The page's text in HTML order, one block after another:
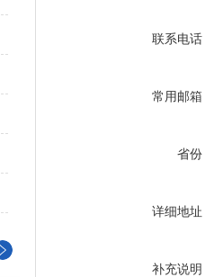
联系电话
常用邮箱
省份
详细地址
补充说明